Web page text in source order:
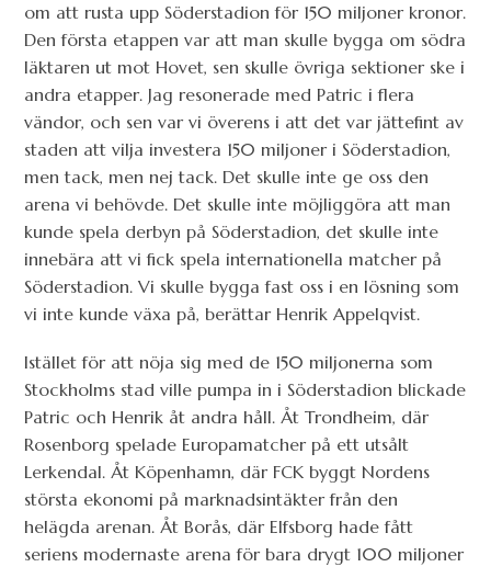
om att rusta upp Söderstadion för 150 miljoner kronor.
Den första etappen var att man skulle bygga om södra
läktaren ut mot Hovet, sen skulle övriga sektioner ske i
andra etapper. Jag resonerade med Patric i flera
vändor, och sen var vi överens i att det var jättefint av
staden att vilja investera 150 miljoner i Söderstadion,
men tack, men nej tack. Det skulle inte ge oss den
arena vi behövde. Det skulle inte möjliggöra att man
kunde spela derbyn på Söderstadion, det skulle inte
innebära att vi fick spela internationella matcher på
Söderstadion. Vi skulle bygga fast oss i en lösning som
vi inte kunde växa på, berättar Henrik Appelqvist.
Istället för att nöja sig med de 150 miljonerna som
Stockholms stad ville pumpa in i Söderstadion blickade
Patric och Henrik åt andra håll. Åt Trondheim, där
Rosenborg spelade Europamatcher på ett utsålt
Lerkendal. Åt Köpenhamn, där FCK byggt Nordens
största ekonomi på marknadsintäkter från den
helägda arenan. Åt Borås, där Elfsborg hade fått
seriens modernaste arena för bara drygt 100 miljoner